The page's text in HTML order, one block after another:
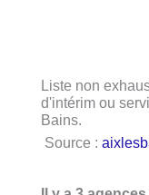
Liste non
d'intérim ou
Bains.
Source :